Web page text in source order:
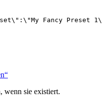
\" : \"My Fancy Preset 1
wenn sie existiert.